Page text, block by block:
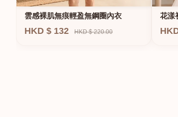
雲感裸肌無痕輕盈無鋼圈內衣
HKD $ 132 HKD $ 220.00
花漾